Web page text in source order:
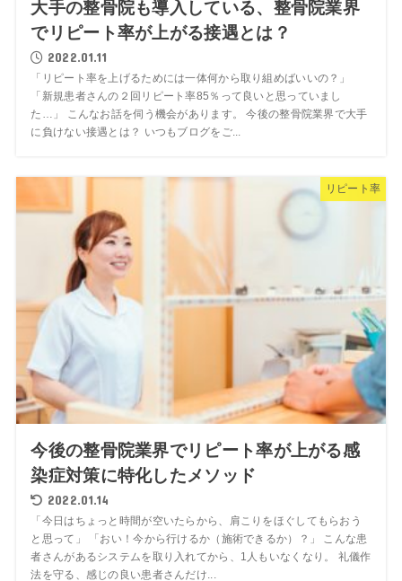
大手の整骨院も導入している、整骨院業界
でリピート率が上がる接遇とは？
2022.01.11
「リピート率を上げるためには一体何から取り組めばいいの？」
「新規患者さんの２回リピート率85％って良いと思っていまし
た…」 こんなお話を伺う機会があります。 今後の整骨院業界で大手
に負けない接遇とは？ いつもブログをご...
リピート率
今後の整骨院業界でリピート率が上がる感
染症対策に特化したメソッド
2022.01.14
「今日はちょっと時間が空いたらから、肩こりをほぐしてもらおう
と思って」 「おい！今から行けるか（施術できるか）？」 こんな患
者さんがあるシステムを取り入れてから、1人もいなくなり。 礼儀作
法を守る、感じの良い患者さんだけ...